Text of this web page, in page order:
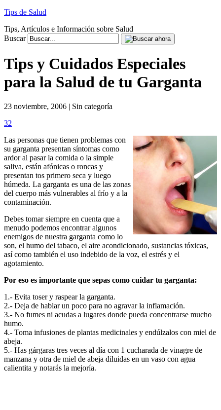
Tips de Salud
Tips, Artículos e Información sobre Salud
Buscar
Tips y Cuidados Especiales
para la Salud de tu Garganta
23 noviembre, 2006 | Sin categoría
32
Las personas que tienen problemas con
su garganta presentan síntomas como
ardor al pasar la comida o la simple
saliva, están afónicas o roncas y
presentan tos primero seca y luego
húmeda. La garganta es una de las zonas
del cuerpo más vulnerables al frío y a la
contaminación.
Debes tomar siempre en cuenta que a
menudo podemos encontrar algunos
enemigos de nuestra garganta como lo
son, el humo del tabaco, el aire acondicionado, sustancias tóxicas,
así como también el uso indebido de la voz, el estrés y el
agotamiento.
Por eso es importante que sepas como cuidar tu garganta:
1.- Evita toser y raspear la garganta.
2.- Deja de hablar un poco para no agravar la inflamación.
3.- No fumes ni acudas a lugares donde pueda concentrarse mucho
humo.
4.- Toma infusiones de plantas medicinales y endúlzalos con miel de
abeja.
5.- Has gárgaras tres veces al día con 1 cucharada de vinagre de
manzana y otra de miel de abeja diluidas en un vaso con agua
calientita y notarás la mejoría.